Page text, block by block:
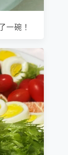
一碗！